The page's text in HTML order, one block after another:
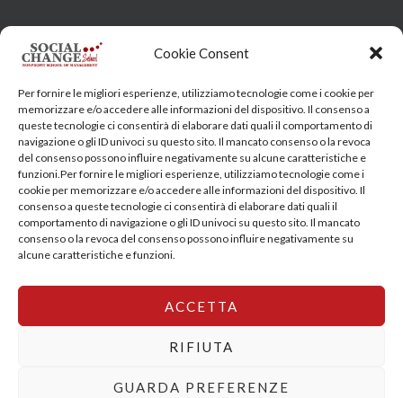
Cookie Consent
Per fornire le migliori esperienze, utilizziamo tecnologie come i cookie per
memorizzare e/o accedere alle informazioni del dispositivo. Il consenso a
queste tecnologie ci consentirà di elaborare dati quali il comportamento di
navigazione o gli ID univoci su questo sito. Il mancato consenso o la revoca
del consenso possono influire negativamente su alcune caratteristiche e
funzioni.Per fornire le migliori esperienze, utilizziamo tecnologie come i
cookie per memorizzare e/o accedere alle informazioni del dispositivo. Il
consenso a queste tecnologie ci consentirà di elaborare dati quali il
comportamento di navigazione o gli ID univoci su questo sito. Il mancato
consenso o la revoca del consenso possono influire negativamente su
alcune caratteristiche e funzioni.
ACCETTA
RIFIUTA
GUARDA PREFERENZE
Head Quarter: Spain – Calle Arrieta, 9 - 28013 Madrid
7 - 00185 Roma
socialchangeschool@socialchangeschool.org
PMC – Master
HOPE – Master
MIDHA – Master
LEAD – Master
Copyright © 2026 SocialChangeSchool |